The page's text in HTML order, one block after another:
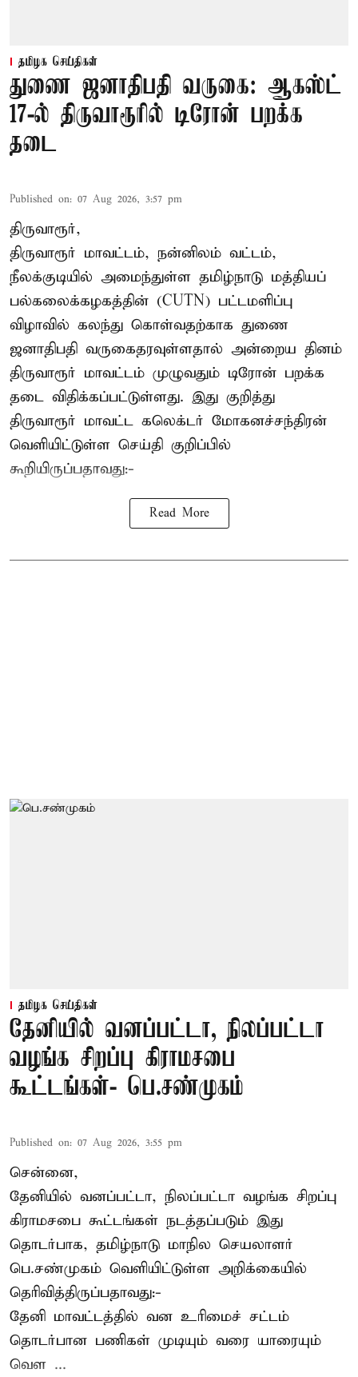
தமிழக செய்திகள்
துணை ஜனாதிபதி வருகை: ஆகஸ்ட்
17-ல் திருவாரூரில் டிரோன் பறக்க
தடை
Published on: 07 Aug 2026, 3:57 pm
திருவாரூர்,
திருவாரூர் மாவட்டம், நன்னிலம் வட்டம்,
நீலக்குடியில் அமைந்துள்ள தமிழ்நாடு மத்தியப்
பல்கலைக்கழகத்தின் (CUTN) பட்டமளிப்பு
விழாவில் கலந்து கொள்வதற்காக துணை
ஜனாதிபதி வருகைதரவுள்ளதால் அன்றைய தினம்
திருவாரூர் மாவட்டம் முழுவதும் டிரோன் பறக்க
தடை விதிக்கப்பட்டுள்ளது. இது குறித்து
திருவாரூர் மாவட்ட கலெக்டர் மோகனச்சந்திரன்
வெளியிட்டுள்ள செய்தி குறிப்பில்
கூறியிருப்பதாவது:-
Read More
தமிழக செய்திகள்
தேனியில் வனப்பட்டா, நிலப்பட்டா
வழங்க சிறப்பு கிராமசபை
கூட்டங்கள்- பெ.சண்முகம்
Published on: 07 Aug 2026, 3:55 pm
சென்னை,
தேனியில் வனப்பட்டா, நிலப்பட்டா வழங்க சிறப்பு
கிராமசபை கூட்டங்கள் நடத்தப்படும் இது
தொடர்பாக, தமிழ்நாடு மாநில செயலாளர்
பெ.சண்முகம் வெளியிட்டுள்ள அறிக்கையில்
தெரிவித்திருப்பதாவது:-
தேனி மாவட்டத்தில் வன உரிமைச் சட்டம்
தொடர்பான பணிகள் முடியும் வரை யாரையும்
வெள ...